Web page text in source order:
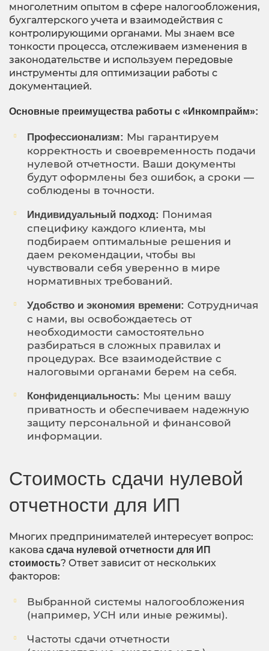
многолетним опытом в сфере налогообложения,
бухгалтерского учета и взаимодействия с
контролирующими органами. Мы знаем все
тонкости процесса, отслеживаем изменения в
законодательстве и используем передовые
инструменты для оптимизации работы с
документацией.
Основные преимущества работы с «Инкомпрайм»:
Профессионализм: Мы гарантируем
корректность и своевременность подачи
нулевой отчетности. Ваши документы
будут оформлены без ошибок, а сроки —
соблюдены в точности.
Индивидуальный подход: Понимая
специфику каждого клиента, мы
подбираем оптимальные решения и
даем рекомендации, чтобы вы
чувствовали себя уверенно в мире
нормативных требований.
Удобство и экономия времени: Сотрудничая
с нами, вы освобождаетесь от
необходимости самостоятельно
разбираться в сложных правилах и
процедурах. Все взаимодействие с
налоговыми органами берем на себя.
Конфиденциальность: Мы ценим вашу
приватность и обеспечиваем надежную
защиту персональной и финансовой
информации.
Стоимость сдачи нулевой
отчетности для ИП
Многих предпринимателей интересует вопрос:
какова сдача нулевой отчетности для ИП
стоимость? Ответ зависит от нескольких
факторов:
Выбранной системы налогообложения
(например, УСН или иные режимы).
Частоты сдачи отчетности